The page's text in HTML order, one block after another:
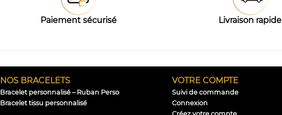
Paiement sécurisé Livraison rapide
NOS BRACELETS
Bracelet personnalisé – Ruban Perso
Bracelet tissu personnalisé
VOTRE COMPTE
Suivi de commande
Connexion